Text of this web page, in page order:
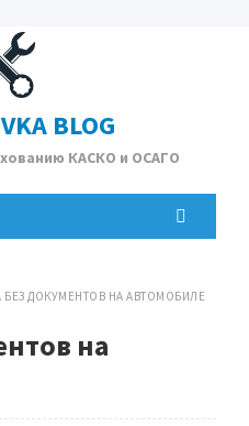
BLOG
КАСКО и ОСАГО
БЕЗ ДОКУМЕНТОВ НА АВТОМОБИЛЕ
на